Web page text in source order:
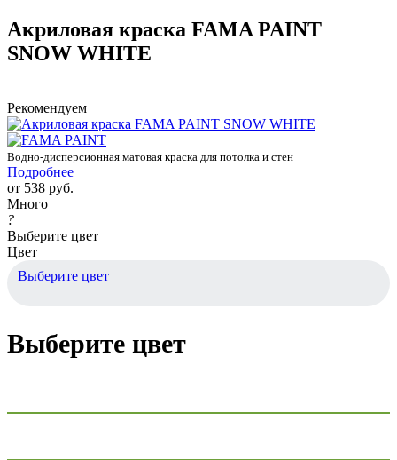
Акриловая краска FAMA PAINT
SNOW WHITE
Рекомендуем
Водно-дисперсионная матовая краска для потолка и стен
Подробнее
от 538 руб.
Много
?
Выберите цвет
Цвет
Выберите цвет
Выберите цвет